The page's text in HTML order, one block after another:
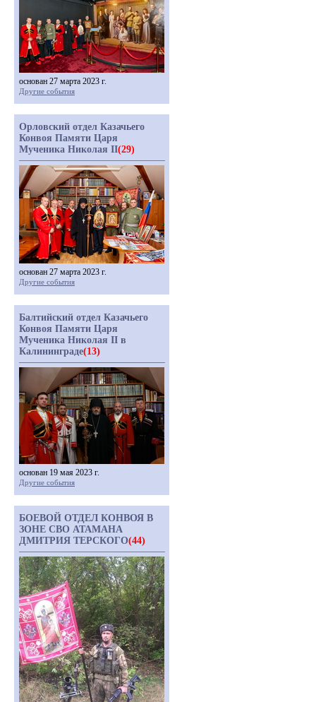
основан 27 марта 2023 г.
Другие события
Орловский отдел Казачьего
Конвоя Памяти Царя
Мученика Николая II(29)
основан 27 марта 2023 г.
Другие события
Балтийский отдел Казачьего
Конвоя Памяти Царя
Мученика Николая II в
Калининграде(13)
основан 19 мая 2023 г.
Другие события
БОЕВОЙ ОТДЕЛ КОНВОЯ В
ЗОНЕ СВО АТАМАНА
ДМИТРИЯ ТЕРСКОГО(44)